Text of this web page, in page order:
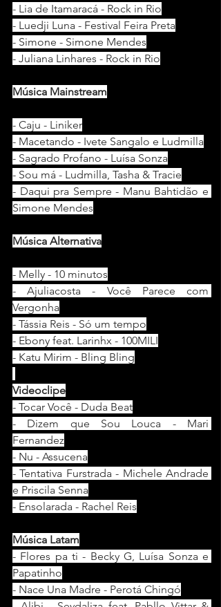
- Lia de Itamaracá - Rock in Rio
- Luedji Luna - Festival Feira Preta
- Simone - Simone Mendes
- Juliana Linhares - Rock in Rio
Música Mainstream
- Caju - Liniker
- Macetando - Ivete Sangalo e Ludmilla
- Sagrado Profano - Luísa Sonza
- Sou má - Ludmilla, Tasha & Tracie
- Daqui pra Sempre - Manu Bahtidão e
Simone Mendes
Música Alternativa
- Melly - 10 minutos
- Ajuliacosta - Você Parece com
Vergonha
- Tássia Reis - Só um tempo
- Ebony feat. Larinhx - 100MILI
- Katu Mirim - Bling Bling
Videoclipe
- Tocar Você - Duda Beat
- Dizem que Sou Louca - Mari
Fernandez
- Nu - Assucena
- Tentativa Furstrada - Michele Andrade
e Priscila Senna
- Ensolarada - Rachel Reis
Música Latam
- Flores pa ti - Becky G, Luísa Sonza e
Papatinho
- Nace Una Madre - Perotá Chingó